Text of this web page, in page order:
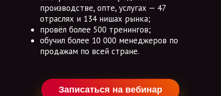
Записаться на вебинар
производстве, опте, услугах — 47
отраслях и 134 нишах рынка;
провёл более 500 тренингов;
обучил более 10 000 менеджеров по
продажам по всей стране.